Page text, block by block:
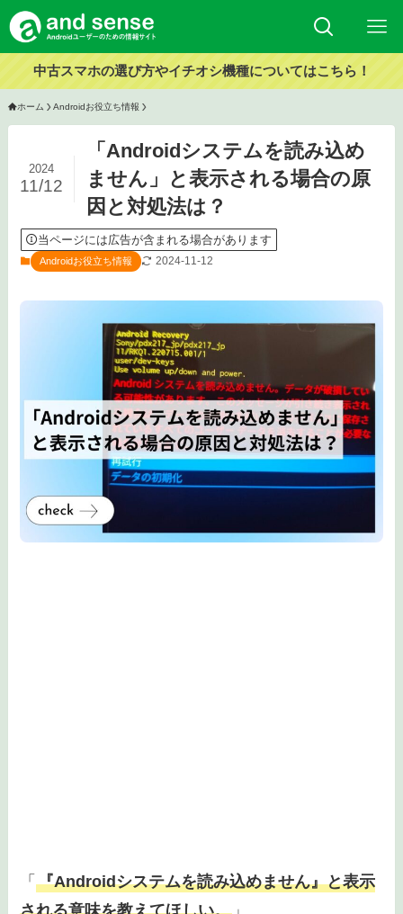
中古スマホの選び方やイチオシ機種についてはこちら！
ホーム Androidお役立ち情報
「Androidシステムを読み込め
ません」と表示される場合の原
因と対処法は？
2024
11/12
当ページには広告が含まれる場合があります
Androidお役立ち情報 2024-11-12